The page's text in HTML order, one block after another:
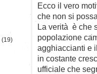
Ecco il vero
che non si
La verità è che
popolazione
agghiaccianti e
in costante
ufficiale che
(19)